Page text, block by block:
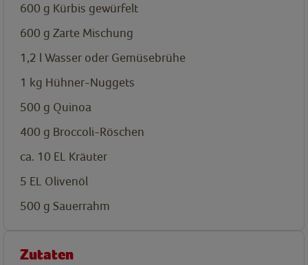
600 g Kürbis gewürfelt
600 g Zarte Mischung
1,2 l Wasser oder Gemüsebrühe
1 kg Hühner-Nuggets
500 g Quinoa
400 g Broccoli-Röschen
ca. 10 EL Kräuter
5 EL Olivenöl
500 g Sauerrahm
Zutaten